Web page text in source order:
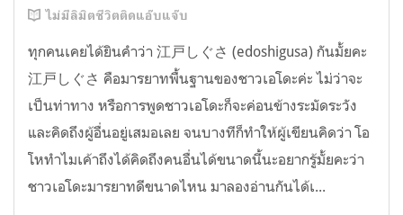
ไม่มีลิมิตชีวิตติดแอ๊บแจ๊บ
ทุกคนเคยได้ยินคำว่า 江戸しぐさ (edoshigusa) กันมั้ยคะ
江戸しぐさ คือมารยาทพื้นฐานของชาวเอโดะค่ะ ไม่ว่าจะ
เป็นท่าทาง หรือการพูดชาวเอโดะก็จะค่อนข้างระมัดระวัง
และคิดถึงผู้อื่นอยู่เสมอเลย จนบางทีก็ทำให้ผู้เขียนคิดว่า โอ
โหทำไมเค้าถึงได้คิดถึงคนอื่นได้ขนาดนี้นะอยากรู้มั้ยคะว่า
ชาวเอโดะมารยาทดีขนาดไหน มาลองอ่านกันได้เ...